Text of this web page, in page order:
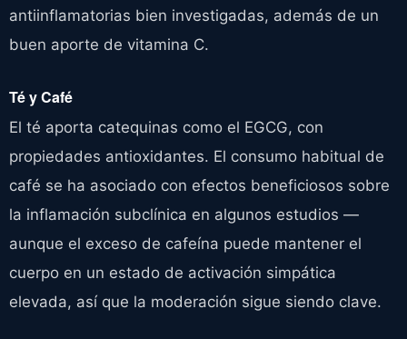
antiinflamatorias bien investigadas, además de un
buen aporte de vitamina C.
Té y Café
El té aporta catequinas como el EGCG, con
propiedades antioxidantes. El consumo habitual de
café se ha asociado con efectos beneficiosos sobre
la inflamación subclínica en algunos estudios —
aunque el exceso de cafeína puede mantener el
cuerpo en un estado de activación simpática
elevada, así que la moderación sigue siendo clave.